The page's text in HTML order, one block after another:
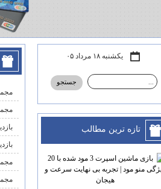
یکشنبه ۱۸ مرداد ۰۵
تازه ترين مطالب